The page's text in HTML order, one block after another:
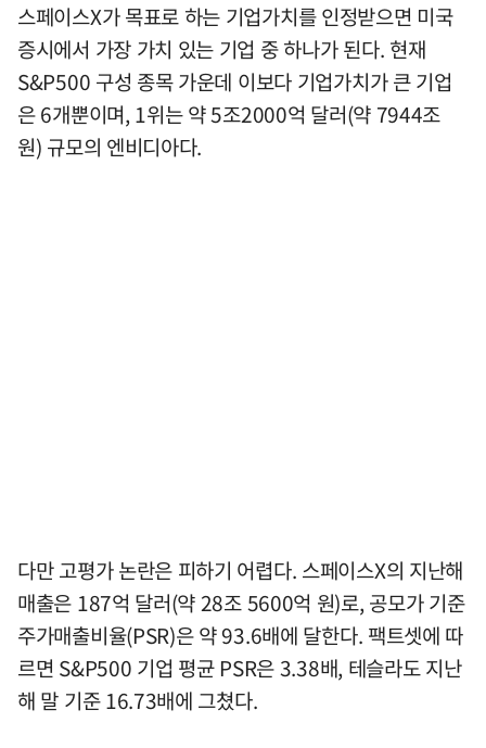
스페이스X가 목표로 하는 기업가치를 인정받으면 미국
증시에서 가장 가치 있는 기업 중 하나가 된다. 현재
S&P500 구성 종목 가운데 이보다 기업가치가 큰 기업
은 6개뿐이며, 1위는 약 5조2000억 달러(약 7944조
원) 규모의 엔비디아다.
다만 고평가 논란은 피하기 어렵다. 스페이스X의 지난해
매출은 187억 달러(약 28조 5600억 원)로, 공모가 기준
주가매출비율(PSR)은 약 93.6배에 달한다. 팩트셋에 따
르면 S&P500 기업 평균 PSR은 3.38배, 테슬라도 지난
해 말 기준 16.73배에 그쳤다.